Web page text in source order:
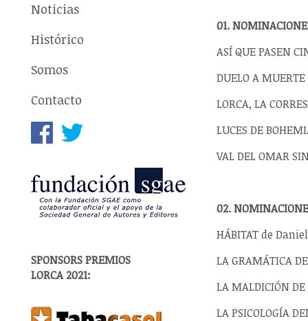
Noticias
Histórico
Somos
Contacto
SPONSORS PREMIOS
LORCA 2021:
01.
ASÍ QUE PASEN
DUELO A
LORCA, LA
LUCES DE
VAL DEL OMAR
02.
HÁBITAT de
LA GRAMÁTICA
LA MALDICIÓN
LA PSICOLOGÍA